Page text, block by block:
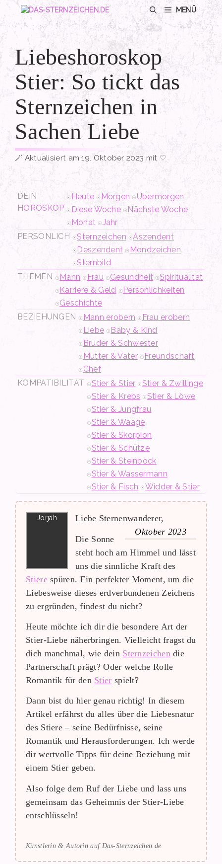
Zum
Inhalt
springen
MENÜ
Liebeshoroskop
Stier: So tickt das
Sternzeichen in
Sachen Liebe
Aktualisiert am 19. Oktober 2023 mit ♡
DEIN
HOROSKOP
Heute Morgen
Übermorgen
Diese Woche
Nächste Woche
Monat
Jahr
PERSÖNLICH
Sternzeichen
Aszendent
Deszendent
Mondzeichen
Sternbild
THEMEN
Mann Frau Gesundheit
Spiritualität
Karriere & Geld
Persönlichkeiten
Geschichte
BEZIEHUNGEN
Mann erobern
Frau erobern
Liebe
Baby & Kind
Bruder & Schwester
Mutter & Vater
Freundschaft
Chef
KOMPATIBILITÄT
Stier & Stier
Stier & Zwillinge
Stier & Krebs
Stier & Löwe
Stier & Jungfrau
Stier & Waage
Stier & Skorpion
Stier & Schütze
Stier & Steinbock
Stier & Wassermann
Stier & Fisch
Widder & Stier
Liebe Sternenwanderer,
Oktober 2023
Die Sonne
steht hoch am Himmel und lässt
uns die sinnliche Kraft des
Stierespüren. Ein perfekter Moment, um die
Liebesweise dieses erdverbundenen Zeichens
zu ergründen, findest du nicht?
Heute möchte ich dir die besondere Art der
Stier-Liebe näherbringen. Vielleicht fragst du
dich manchmal, wie dein Sternzeichendie
Partnerschaft prägt? Oder welche Rolle
Romantik für den Stier spielt?
Dann bist du hier genau richtig! In diesem
Artikel erfährst du alles über die Liebesnatur
des Stiere – seine Bedürfnisse, seine
Romantik und Herausforderungen. Ich werde
dir wertvolle Tipps für deine Beziehung mit
einem Stier geben.
Also folge dem Ruf der Liebe und lass uns
gemeinsam das Geheimnis der Stier-Liebe
entschlüsseln!
Künstlerin & Autorin auf Das-Sternzeichen.de